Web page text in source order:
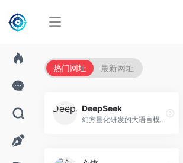
热门网址 最新网址
DeepSeek
幻方量化研发的大语言模型平台，专注于深度推理和代码生成能力。面向开发者、研究人员和技术爱好者，提供强大的逻辑推理和数学计算功能，开源生态完善，API接口友好。